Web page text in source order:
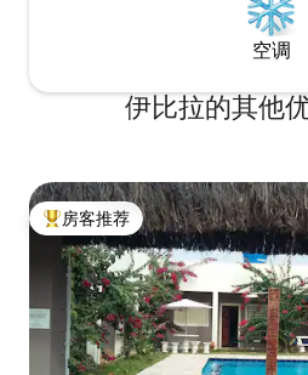
空调
伊比拉的其他
热门「房客推荐」
房客推荐